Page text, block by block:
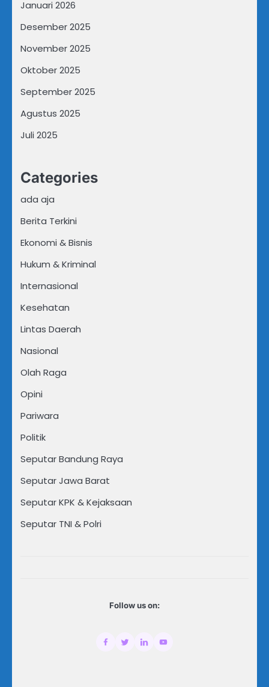
Januari 2026
Desember 2025
November 2025
Oktober 2025
September 2025
Agustus 2025
Juli 2025
Categories
ada aja
Berita Terkini
Ekonomi & Bisnis
Hukum & Kriminal
Internasional
Kesehatan
Lintas Daerah
Nasional
Olah Raga
Opini
Pariwara
Politik
Seputar Bandung Raya
Seputar Jawa Barat
Seputar KPK & Kejaksaan
Seputar TNI & Polri
Follow us on: